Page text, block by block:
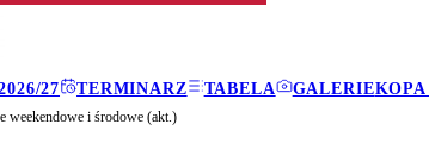
27 TERMINARZ TABELA GALERIE
weekendowe i środowe (akt.)